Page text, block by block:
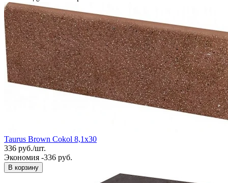
Taurus Brown Cokol 8,1x30
336 руб./шт.
Экономия -336 руб.
В корзину